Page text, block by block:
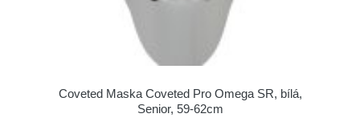
Coveted Maska Coveted Pro Omega SR, bílá,
Senior, 59-62cm